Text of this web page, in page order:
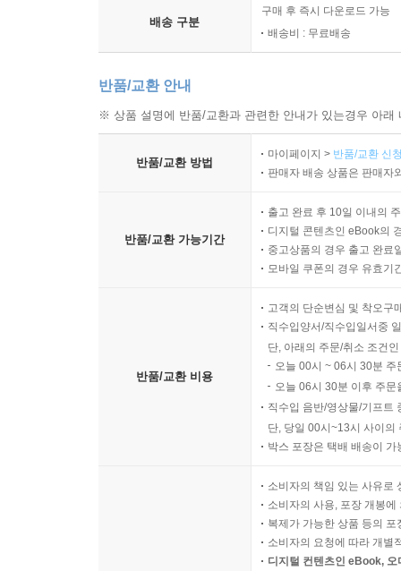
대표로서 곽영훈 박사는 세계를 무대로 평화운
WCO에서 2006년부터 매년 개최하고 있는 ‘실크
어떻게 걸림돌을 디딤돌로 바꿀 것인가?
관료와 기업가들은 곽영훈 박사의 마스터플랜
국내외 정치·경제 사정도 걸림돌로 작용했다. 그
힘의 논리에 의해 구부러졌고, 생태도시로 기획
-자신이 제안한 정책에서 파생되는 사업에는
제안이나 마스터플랜 단계까지만 관여하고 건
-설득에도 마스터플랜을 세울 것. 설득에는 논리
공산권의 수장인 고르바초프 서기장에게 서울
국제박람회기구 사무총장을 한국으로 초청해 항
-현실 정치에 휘둘리지 말 것. 대규모 장기 프로
배송 구분
구매 후 즉시 다운로드 가능
배송비 : 무료배송
반품/교환 안내
※ 상품 설명에 반품/교환과 관련한 안내가 있는경우 아
반품/교환 방법
마이페이지 > 반품/교환 신
판매자 배송 상품은 판매자
반품/교환 가능기간
출고 완료 후 10일 이내의
디지털 콘텐츠인 eBook의
중고상품의 경우 출고 완료
모바일 쿠폰의 경우 유효기
반품/교환 비용
고객의 단순변심 및 착오구
직수입양서/직수입일서중
단, 아래의 주문/취소 조건
오늘 00시 ~ 06시 30분
오늘 06시 30분 이후 주
직수입 음반/영상물/기프트
단, 당일 00시~13시 사이의
박스 포장은 택배 배송이
소비자의 책임 있는 사유로
소비자의 사용, 포장 개봉
복제가 가능한 상품 등의
소비자의 요청에 따라 개별
디지털 컨텐츠인 eBook,